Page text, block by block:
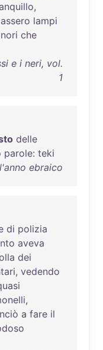
,
lampi
che
e i neri, vol.
1
delle
parole: teki
ebraico
di polizia
aveva
dei
, vedendo
,
a fare il